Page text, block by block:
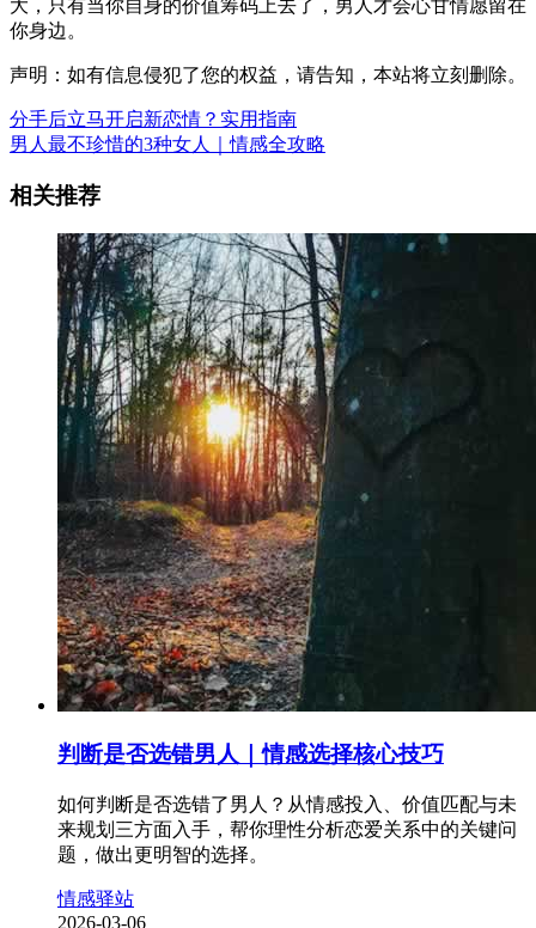
大，只有当你自身的价值筹码上去了，男人才会心甘情愿留在
你身边。
声明：如有信息侵犯了您的权益，请告知，本站将立刻删除。
分手后立马开启新恋情？实用指南
男人最不珍惜的3种女人｜情感全攻略
相关推荐
判断是否选错男人｜情感选择核心技巧
如何判断是否选错了男人？从情感投入、价值匹配与未
来规划三方面入手，帮你理性分析恋爱关系中的关键问
题，做出更明智的选择。
情感驿站
2026-03-06